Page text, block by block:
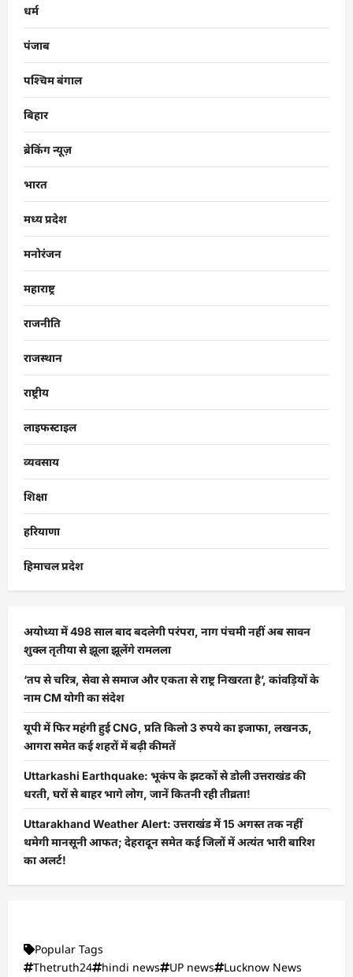
धर्म
पंजाब
पश्चिम बंगाल
बिहार
ब्रेकिंग न्यूज़
भारत
मध्य प्रदेश
मनोरंजन
महाराष्ट्र
राजनीति
राजस्थान
राष्ट्रीय
लाइफस्टाइल
व्यवसाय
शिक्षा
हरियाणा
हिमाचल प्रदेश
अयोध्या में 498 साल बाद बदलेगी परंपरा, नाग पंचमी नहीं अब सावन
शुक्ल तृतीया से झूला झूलेंगे रामलला
‘तप से चरित्र, सेवा से समाज और एकता से राष्ट्र निखरता है’, कांवड़ियों के
नाम CM योगी का संदेश
यूपी में फिर महंगी हुई CNG, प्रति किलो 3 रुपये का इजाफा, लखनऊ,
आगरा समेत कई शहरों में बढ़ी कीमतें
Uttarkashi Earthquake: भूकंप के झटकों से डोली उत्तराखंड की
धरती, घरों से बाहर भागे लोग, जानें कितनी रही तीव्रता!
Uttarakhand Weather Alert: उत्तराखंड में 15 अगस्त तक नहीं
थमेगी मानसूनी आफत; देहरादून समेत कई जिलों में अत्यंत भारी बारिश
का अलर्ट!
Popular Tags
Thetruth24
hindi news UP news
Lucknow News